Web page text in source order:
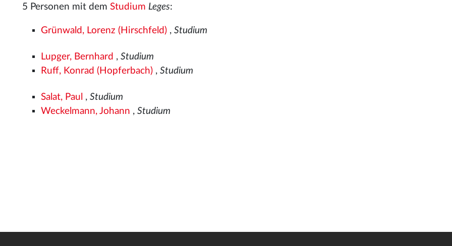
5 Personen mit dem Studium Leges:
Grünwald, Lorenz (Hirschfeld) ,Studium
Lupger, Bernhard ,Studium
Ruff, Konrad (Hopferbach) ,Studium
Salat, Paul ,Studium
Weckelmann, Johann ,Studium